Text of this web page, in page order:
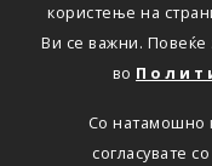
користење на
Ви се важни.
во
Со натамошно
согласувате